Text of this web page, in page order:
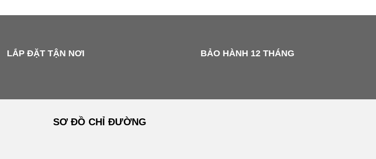
LẮP ĐẶT TẬN NƠI BẢO HÀNH 12 THÁNG
SƠ ĐỒ CHỈ ĐƯỜNG